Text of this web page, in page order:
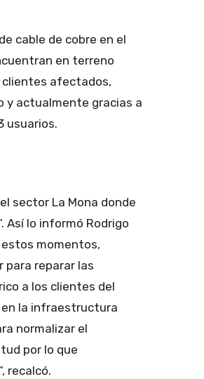
cable de cobre en el
en terreno
clientes afectados,
y actualmente gracias a
usuarios.
sector La Mona donde
Así lo informó Rodrigo
estos momentos,
para reparar las
a los clientes del
en la infraestructura
normalizar el
por lo que
recalcó.